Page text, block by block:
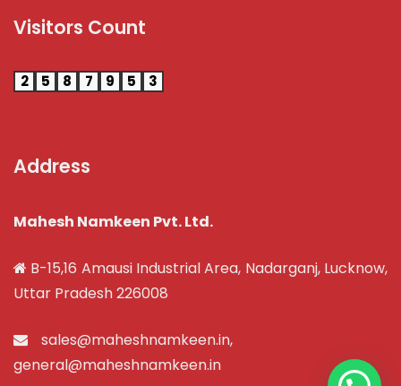
Visitors Count
2 5 8 7 9 5 3
Address
Mahesh Namkeen Pvt. Ltd.
B-15,16 Amausi Industrial Area, Nadarganj, Lucknow,
Uttar Pradesh 226008
sales@maheshnamkeen.in,
general@maheshnamkeen.in